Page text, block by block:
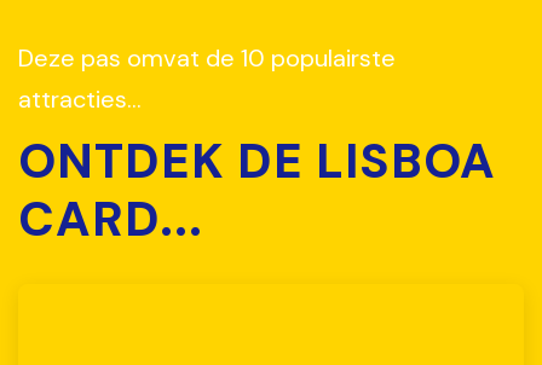
Deze pas omvat de 10 populairste
attracties...
ONTDEK DE LISBOA
CARD...